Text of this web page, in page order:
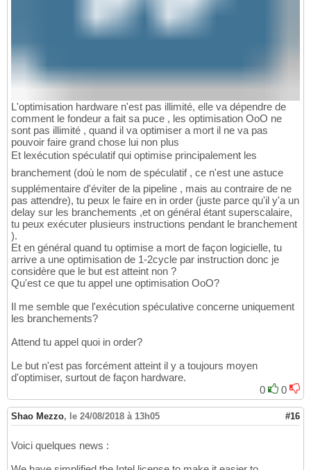
L'optimisation hardware n'est pas illimité, elle va dépendre de
comment le fondeur a fait sa puce , les optimisation OoO ne
sont pas illimité , quand il va optimiser a mort il ne va pas
pouvoir faire grand chose lui non plus
Et lexécution spéculatif qui optimise principalement les
branchement (doù le nom de spéculatif , ce n'est une astuce
supplémentaire d'éviter de la pipeline , mais au contraire de ne
pas attendre), tu peux le faire en in order (juste parce qu'il y'a un
delay sur les branchements ,et on général étant superscalaire,
tu peux exécuter plusieurs instructions pendant le branchement
).
Et en général quand tu optimise a mort de façon logicielle, tu
arrive a une optimisation de 1-2cycle par instruction donc je
considère que le but est atteint non ?
Qu'est ce que tu appel une optimisation OoO?
Il me semble que l'exécution spéculative concerne uniquement
les branchements?
Attend tu appel quoi in order?
Le but n'est pas forcément atteint il y a toujours moyen
d'optimiser, surtout de façon hardware.
0
0
Shao Mezzo, le 24/08/2018 à 13h05 #16
Voici quelques news :